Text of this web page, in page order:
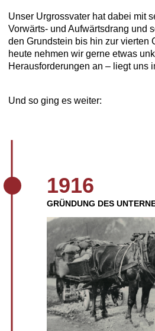
Unser Urgrossvater hat dabei mit
Vorwärts- und Aufwärtsdrang und
den Grundstein bis hin zur vierten
heute nehmen wir gerne etwas
Herausforderungen an – liegt uns
Und so ging es weiter:
1916
GRÜNDUNG DES